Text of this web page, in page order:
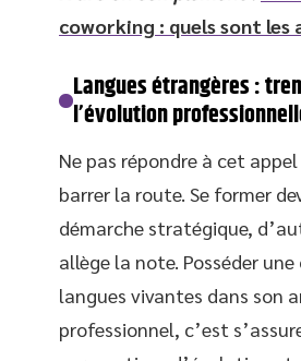
coworking : quels sont les
Langues étrangères :
l’évolution
Ne pas répondre à cet
barrer la route. Se former
démarche stratégique,
allège la note. Posséder une
langues vivantes dans son
professionnel, c’est